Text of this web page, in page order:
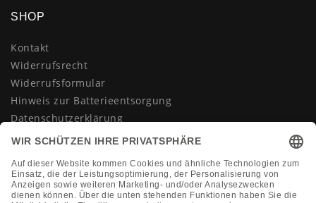
SHOP
Kontakt
Widerrufsrecht
Widerrufsformular
Hinweis zur Batterieentsorgung
Datenschutzerklärung
AGB
Vertrag widerrufen